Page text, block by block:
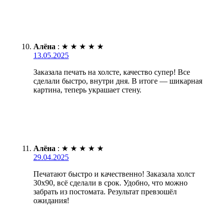
Алёна : ★ ★ ★ ★ ★
13.05.2025
Заказала печать на холсте, качество супер! Все
сделали быстро, внутри дня. В итоге — шикарная
картина, теперь украшает стену.
Алёна : ★ ★ ★ ★ ★
29.04.2025
Печатают быстро и качественно! Заказала холст
30х90, всё сделали в срок. Удобно, что можно
забрать из постомата. Результат превзошёл
ожидания!